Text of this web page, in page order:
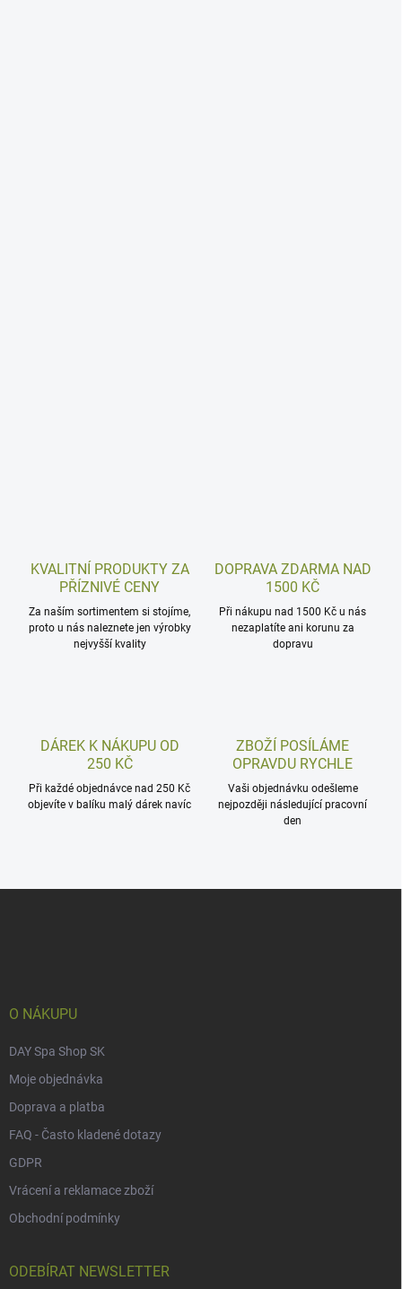
KVALITNÍ PRODUKTY ZA
PŘÍZNIVÉ CENY
Za naším sortimentem si stojíme,
proto u nás naleznete jen výrobky
nejvyšší kvality
DOPRAVA ZDARMA NAD
1500 KČ
Při nákupu nad 1500 Kč u nás
nezaplatíte ani korunu za
dopravu
DÁREK K NÁKUPU OD
250 KČ
Při každé objednávce nad 250 Kč
objevíte v balíku malý dárek navíc
ZBOŽÍ POSÍLÁME
OPRAVDU RYCHLE
Vaši objednávku odešleme
nejpozději následující pracovní
den
O NÁKUPU
DAY Spa Shop SK
Moje objednávka
Doprava a platba
FAQ - Často kladené dotazy
GDPR
Vrácení a reklamace zboží
Obchodní podmínky
ODEBÍRAT NEWSLETTER